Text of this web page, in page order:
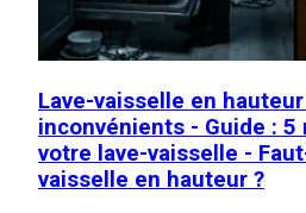
Lave-vaisselle en
inconvénients - Guide :
votre lave-vaisselle -
vaisselle en hauteur ?